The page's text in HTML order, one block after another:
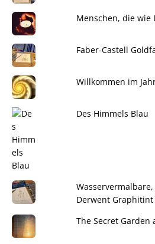
Menschen, die wie
Faber-Castell
Willkommen im
Des Himmels Blau
Derwent Graphitint
The Secret Garden